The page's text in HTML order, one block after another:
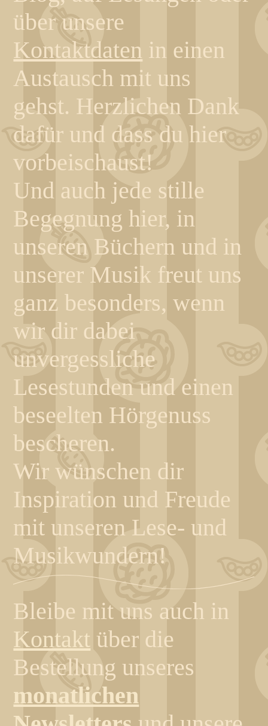
über unsere
Kontaktdaten in einen
Austausch mit uns
gehst. Herzlichen Dank
dafür und dass du hier
vorbeischaust!
Und auch jede stille
Begegnung hier, in
unseren Büchern und in
unserer Musik freut uns
ganz besonders, wenn
wir dir dabei
unvergessliche
Lesestunden und einen
beseelten Hörgenuss
bescheren.
Wir wünschen dir
Inspiration und Freude
mit unseren Lese- und
Musikwundern!
Bleibe mit uns auch in
Kontakt über die
Bestellung unseres
monatlichen